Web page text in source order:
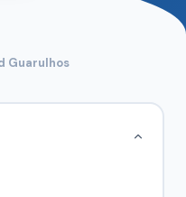
Guarulhos